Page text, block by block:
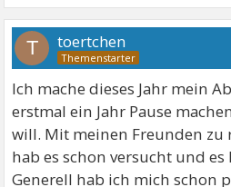
T toertchen
Ich mache dieses Jahr mein
erstmal ein Jahr Pause
will. Mit meinen Freunden zu
hab es schon versucht und
Generell hab ich mich schon